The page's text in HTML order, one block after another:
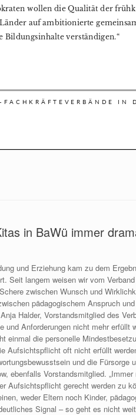
in BaWü immer
und Erziehung kam zu dem
Seit langem weisen wir vom
zwischen Wunsch und
pädagogischem Anspruch
Halder, Vorstandsmitglied des
Anforderungen nicht mehr erfüllt
einmal die personelle
Aufsichtspflicht oft nicht erfüllt
und die Fürsorge
ebenfalls Vorstandsmitglied.
Aufsichtspflicht gerecht werden zu
weder Eltern noch Kinder,
Signal – so geht es nicht